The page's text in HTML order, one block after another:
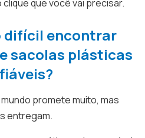
que você vai precisar.
difícil encontrar
sacolas plásticas
promete muito, mas
entregam.